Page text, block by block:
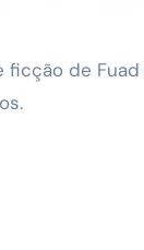
ficção de